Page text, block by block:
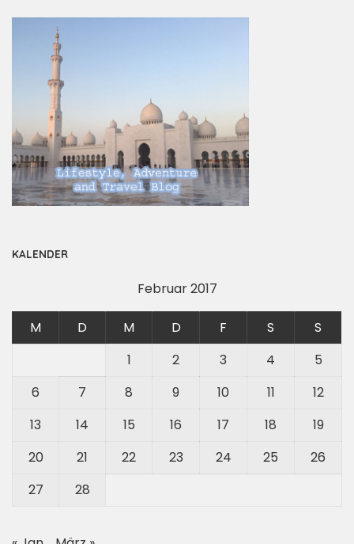
KALENDER
Februar 2017
M D M D F S
S
1
2 3 4
5
6
7 8 9 10 11
12
13
14 15 16 17 18
19
20
21 22 23 24 25
26
27
28